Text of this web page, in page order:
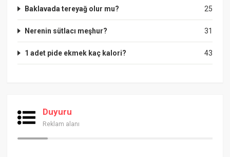
25
Baklavada tereyağ olur mu?
31
Nerenin sütlacı meşhur?
43
1 adet pide ekmek kaç kalori?
Duyuru
Reklam alanı